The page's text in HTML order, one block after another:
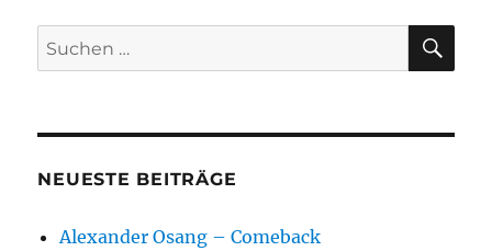
Suchen
nach:
NEUESTE BEITRÄGE
Alexander Osang – Comeback